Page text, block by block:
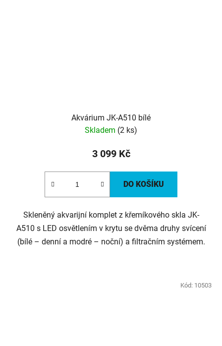
Akvárium JK-A510 bílé
Skladem (2 ks)
3 099 Kč
DO KOŠÍKU
Skleněný akvarijní komplet z křemíkového skla JK-
A510 s LED osvětlením v krytu se dvěma druhy svícení
(bílé – denní a modré – noční) a filtračním systémem.
Kód: 10503